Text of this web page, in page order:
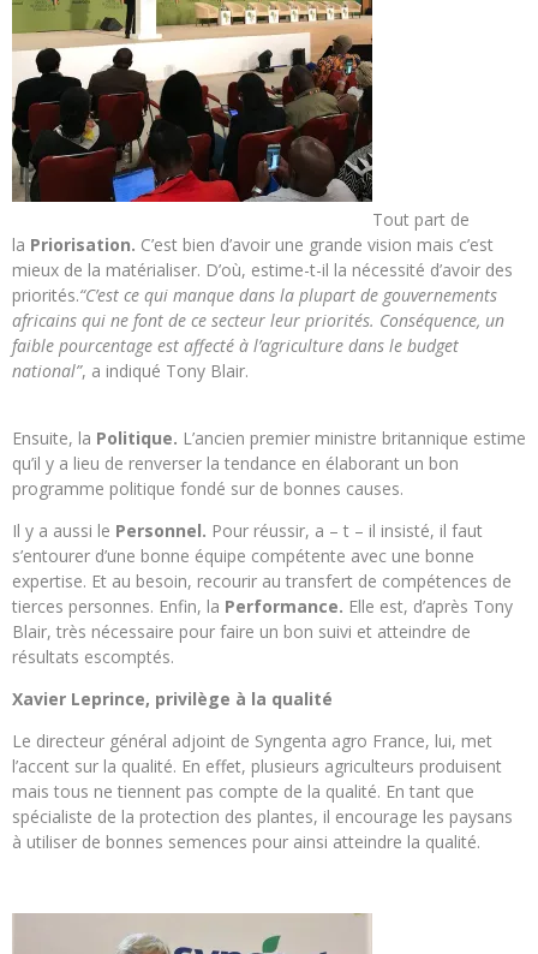
Tout part de
la Priorisation. C’est bien d’avoir une grande vision mais c’est
mieux de la matérialiser. D’où, estime-t-il la nécessité d’avoir des
priorités.“C’est ce qui manque dans la plupart de gouvernements
africains qui ne font de ce secteur leur priorités. Conséquence, un
faible pourcentage est affecté à l’agriculture dans le budget
national”, a indiqué Tony Blair.
Ensuite, la Politique. L’ancien premier ministre britannique estime
qu’il y a lieu de renverser la tendance en élaborant un bon
programme politique fondé sur de bonnes causes.
Il y a aussi le Personnel. Pour réussir, a – t – il insisté, il faut
s’entourer d’une bonne équipe compétente avec une bonne
expertise. Et au besoin, recourir au transfert de compétences de
tierces personnes. Enfin, la Performance. Elle est, d’après Tony
Blair, très nécessaire pour faire un bon suivi et atteindre de
résultats escomptés.
Xavier Leprince, privilège à la qualité
Le directeur général adjoint de Syngenta agro France, lui, met
l’accent sur la qualité. En effet, plusieurs agriculteurs produisent
mais tous ne tiennent pas compte de la qualité. En tant que
spécialiste de la protection des plantes, il encourage les paysans
à utiliser de bonnes semences pour ainsi atteindre la qualité.